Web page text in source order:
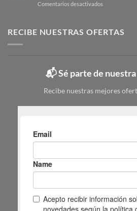
|
Comentarios desactivados
tipos,
según
espacio
RECIBE NUESTRAS OFERTAS
📬 Sé parte de
Recibe nuestras mejores